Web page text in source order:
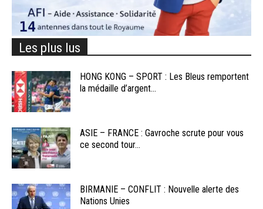
Les plus lus
HONG KONG – SPORT : Les Bleus remportent
la médaille d’argent...
ASIE – FRANCE : Gavroche scrute pour vous
ce second tour...
BIRMANIE – CONFLIT : Nouvelle alerte des
Nations Unies